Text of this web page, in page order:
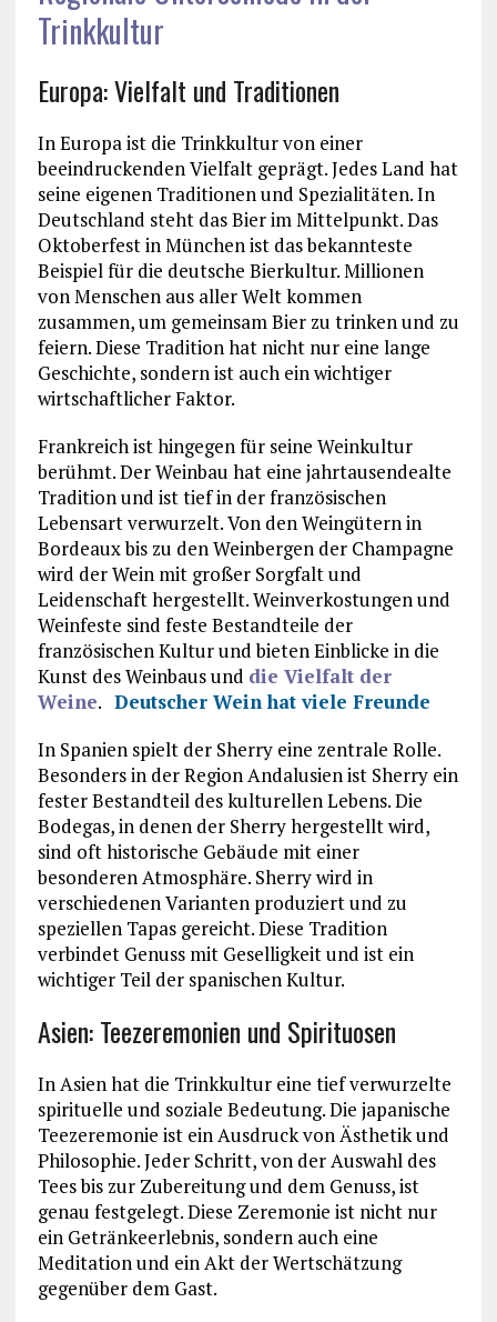
Trinkkultur
Europa: Vielfalt und Traditionen
In Europa ist die Trinkkultur von einer
beeindruckenden Vielfalt geprägt. Jedes Land hat
seine eigenen Traditionen und Spezialitäten. In
Deutschland steht das Bier im Mittelpunkt. Das
Oktoberfest in München ist das bekannteste
Beispiel für die deutsche Bierkultur. Millionen
von Menschen aus aller Welt kommen
zusammen, um gemeinsam Bier zu trinken und zu
feiern. Diese Tradition hat nicht nur eine lange
Geschichte, sondern ist auch ein wichtiger
wirtschaftlicher Faktor.
Frankreich ist hingegen für seine Weinkultur
berühmt. Der Weinbau hat eine jahrtausendealte
Tradition und ist tief in der französischen
Lebensart verwurzelt. Von den Weingütern in
Bordeaux bis zu den Weinbergen der Champagne
wird der Wein mit großer Sorgfalt und
Leidenschaft hergestellt. Weinverkostungen und
Weinfeste sind feste Bestandteile der
französischen Kultur und bieten Einblicke in die
Kunst des Weinbaus und die Vielfalt der
Weine. Deutscher Wein hat viele Freunde
In Spanien spielt der Sherry eine zentrale Rolle.
Besonders in der Region Andalusien ist Sherry ein
fester Bestandteil des kulturellen Lebens. Die
Bodegas, in denen der Sherry hergestellt wird,
sind oft historische Gebäude mit einer
besonderen Atmosphäre. Sherry wird in
verschiedenen Varianten produziert und zu
speziellen Tapas gereicht. Diese Tradition
verbindet Genuss mit Geselligkeit und ist ein
wichtiger Teil der spanischen Kultur.
Asien: Teezeremonien und Spirituosen
In Asien hat die Trinkkultur eine tief verwurzelte
spirituelle und soziale Bedeutung. Die japanische
Teezeremonie ist ein Ausdruck von Ästhetik und
Philosophie. Jeder Schritt, von der Auswahl des
Tees bis zur Zubereitung und dem Genuss, ist
genau festgelegt. Diese Zeremonie ist nicht nur
ein Getränkeerlebnis, sondern auch eine
Meditation und ein Akt der Wertschätzung
gegenüber dem Gast.